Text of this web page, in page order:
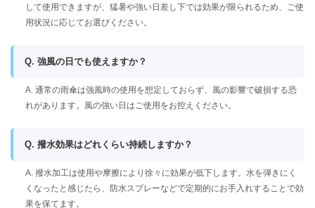
して使用できますが、猛暑や強い日差し下では効果が限られるため、ご使
用状況に応じてお選びください。
Q. 強風の日でも使えますか？
A. 通常の雨傘は強風時の使用を想定しておらず、風の影響で破損する恐
れがあります。風の強い日はご使用をお控えください。
Q. 撥水効果はどれくらい持続しますか？
A. 撥水加工は使用や摩擦により徐々に効果が低下します。水を弾きにく
くなったと感じたら、防水スプレーなどで定期的にお手入れすることで効
果を保てます。